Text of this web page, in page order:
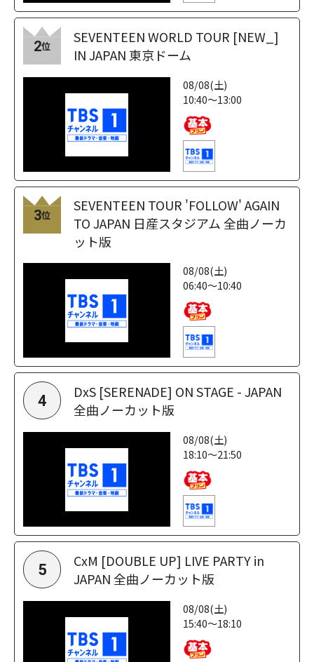
2位
SEVENTEEN WORLD TOUR [NEW_]
IN JAPAN 東京ドーム
08/08(土)
10:40～13:00
3位
SEVENTEEN TOUR 'FOLLOW' AGAIN
TO JAPAN 日産スタジアム 全曲ノーカ
ット版
08/08(土)
06:40～10:40
4
DxS [SERENADE] ON STAGE - JAPAN
全曲ノーカット版
08/08(土)
18:10～21:50
5
CxM [DOUBLE UP] LIVE PARTY in
JAPAN 全曲ノーカット版
08/08(土)
15:40～18:10